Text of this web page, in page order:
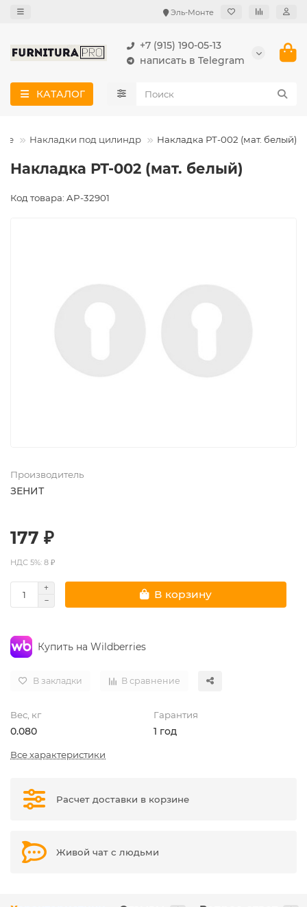
Эль-Монте
+7 (915) 190-05-13
написать в Telegram
КАТАЛОГ
Накладки под цилиндр Накладка РТ-002 (мат. белый)
Накладка РТ-002 (мат. белый)
Код товара: AP-32901
Производитель
ЗЕНИТ
177 ₽
НДС 5%: 8 ₽
В корзину
Купить на Wildberries
В закладки В сравнение
Вес, кг
0.080
Гарантия
1 год
Все характеристики
Расчет доставки в корзине
Живой чат с людьми